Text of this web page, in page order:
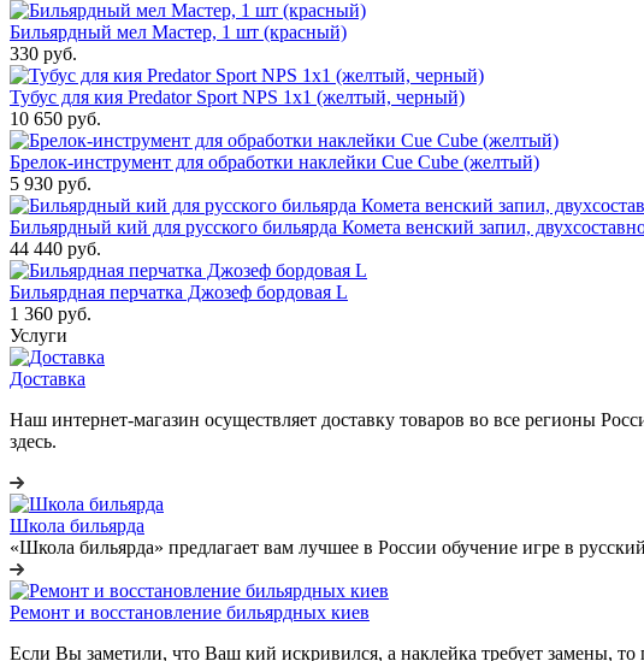
Бильярдный мел Мастер, 1 шт (красный)
330 руб.
Тубус для кия Predator Sport NPS 1x1 (желтый, черный)
10 650 руб.
Брелок-инструмент для обработки наклейки Cue Cube (желтый)
5 930 руб.
Бильярдный кий для русского бильярда Комета венский запил,
44 440 руб.
Бильярдная перчатка Джозеф бордовая L
1 360 руб.
Услуги
Доставка
Наш интернет-магазин осуществляет доставку товаров во все регионы
здесь.
Школа бильярда
«Школа бильярда» предлагает вам лучшее в России обучение игре в
Ремонт и восстановление бильярдных киев
Если Вы заметили, что Ваш кий искривился, а наклейка требует замены, то